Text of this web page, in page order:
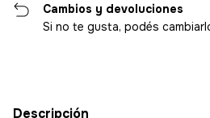
Cambios y devoluciones
Si no te gusta, podés
Descripción